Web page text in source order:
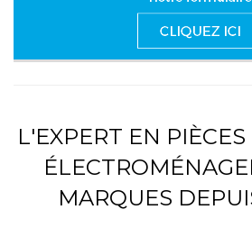
L'EXPERT EN
MARQUES